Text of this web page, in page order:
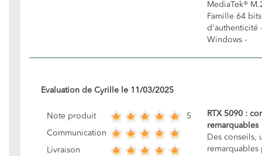
MediaTek®
Famille 64
d'authenticité
Windows -
Evaluation de Cyrille le 11/03/2025
Note produit 5
Communication
Livraison
RTX 5090 :
remarquables
Des conseils,
remarquables